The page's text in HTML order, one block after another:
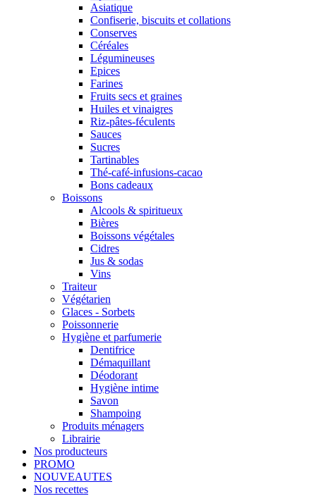
Asiatique
Confiserie, biscuits et collations
Conserves
Céréales
Légumineuses
Epices
Farines
Fruits secs et graines
Huiles et vinaigres
Riz-pâtes-féculents
Sauces
Sucres
Tartinables
Thé-café-infusions-cacao
Bons cadeaux
Boissons
Alcools & spiritueux
Bières
Boissons végétales
Cidres
Jus & sodas
Vins
Traiteur
Végétarien
Glaces - Sorbets
Poissonnerie
Hygiène et parfumerie
Dentifrice
Démaquillant
Déodorant
Hygiène intime
Savon
Shampoing
Produits ménagers
Librairie
Nos producteurs
PROMO
NOUVEAUTES
Nos recettes